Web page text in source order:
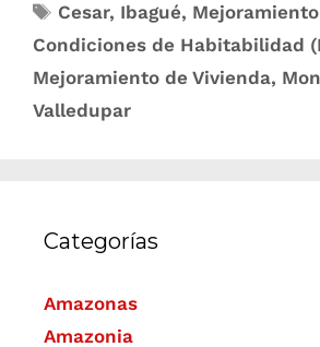
Cesar, Ibagué,
Condiciones de Habitabilidad
Mejoramiento de Vivienda,
Valledupar
Categorías
Amazonas
Amazonia